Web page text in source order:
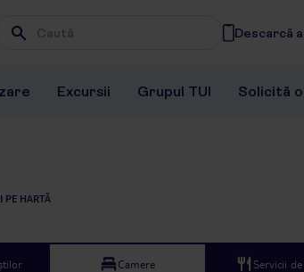
Wpisz frazę, której szukasz
Descarcă
Excursii Grupul TUI Solicită
PE HARTĂ
Camere Servicii